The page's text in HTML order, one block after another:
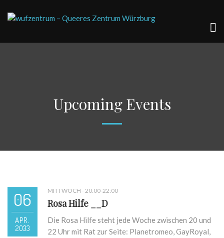
Upcoming Events
06
APR.
2033
MITTWOCH - 20:00-22:00
Rosa Hilfe __D
Die Rosa Hilfe steht jede Woche zwischen 20 und
22 Uhr mit Rat zur Seite: Planetromeo, GayRoyal,